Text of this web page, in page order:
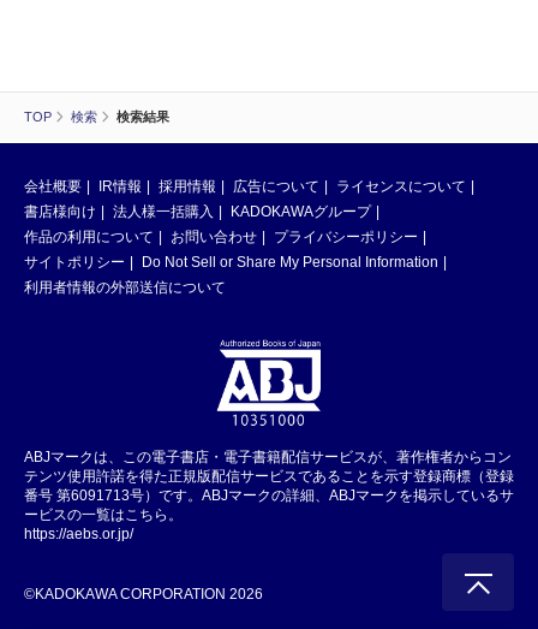
TOP 検索 検索結果
会社概要 IR情報 採用情報 広告について
ライセンスについて
書店様向け
法人様一括購入
KADOKAWAグループ
作品の利用について
お問い合わせ
プライバシーポリシー
サイトポリシー
Do Not Sell or Share My Personal Information
利用者情報の外部送信について
ABJマークは、この電子書店・電子書籍配信サービスが、著作権者からコン
テンツ使用許諾を得た正規版配信サービスであることを示す登録商標（登録
番号 第6091713号）です。ABJマークの詳細、ABJマークを掲示しているサ
ービスの一覧はこちら。
https://aebs.or.jp/
©KADOKAWA CORPORATION 2026